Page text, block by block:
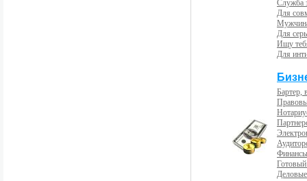
Служба
Для
Для
Ищу
Для
Бартер,
Готовый